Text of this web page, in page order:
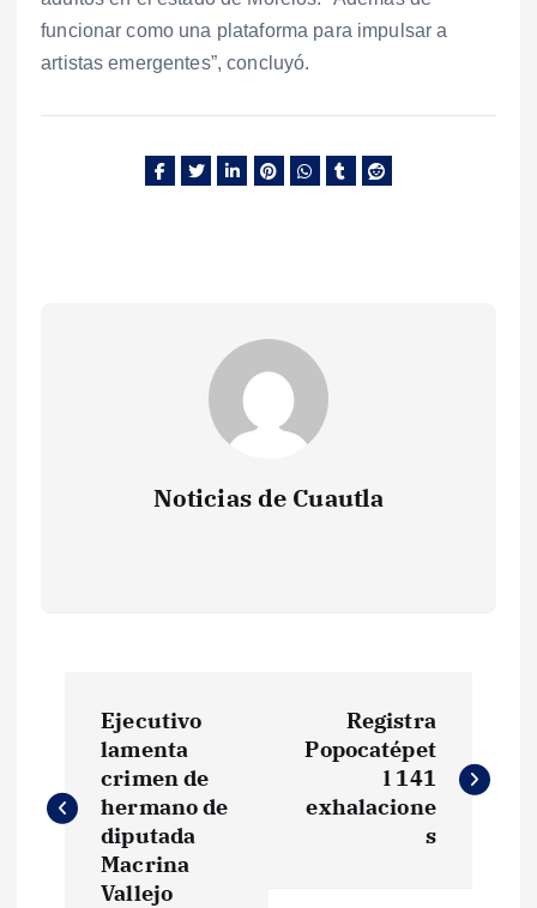
funcionar como una plataforma para impulsar a
artistas emergentes”, concluyó.
Noticias de Cuautla
v
Ejecutivo
lamenta
crimen de
hermano de
diputada
Macrina
Vallejo
Registra
Popocatépet
l 141
exhalacione
s